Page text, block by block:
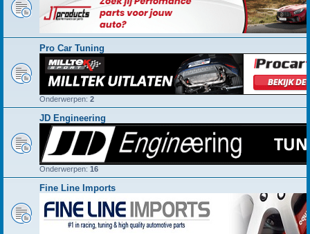
Pro Car Tuning
Onderwerpen: 2
JD Engineering
Onderwerpen: 16
Fine Line Imports